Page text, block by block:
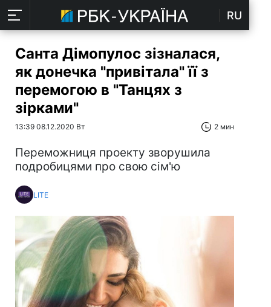
RU
Санта Дімопулос зізналася,
як донечка "привітала" її з
перемогою в "Танцях з
зірками"
13:39 08.12.2020 Вт 2 мин
Переможниця проекту зворушила
подробицями про свою сім'ю
LITE